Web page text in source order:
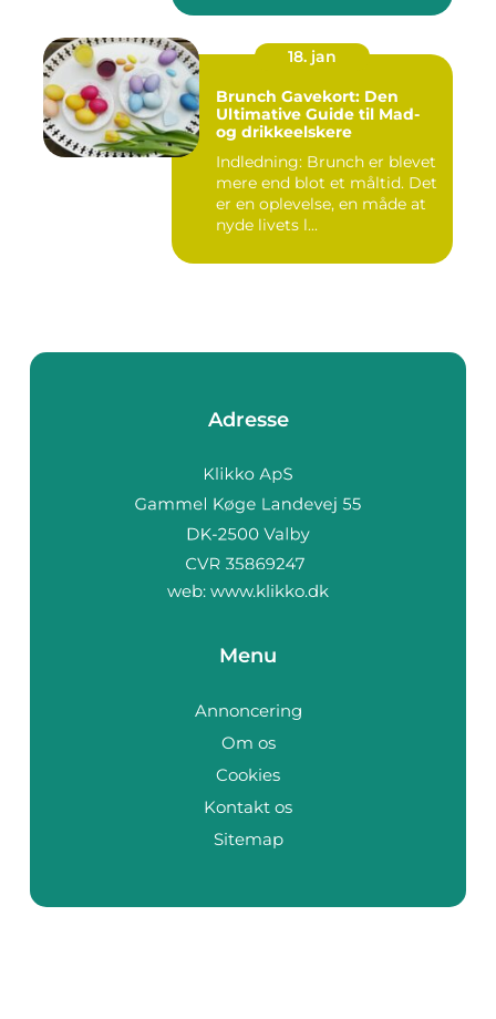
18. jan
Brunch Gavekort: Den
Ultimative Guide til Mad-
og drikkeelskere
Indledning: Brunch er blevet
mere end blot et måltid. Det
er en oplevelse, en måde at
nyde livets l...
Adresse
web: www.klikko.dk
Menu
Annoncering
Om os
Cookies
Kontakt os
Sitemap